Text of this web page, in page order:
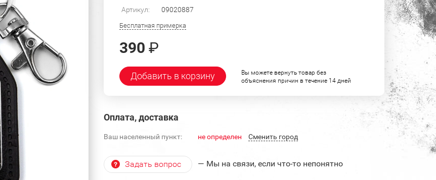
Артикул: 09020887
Бесплатная примерка
390 ₽
Добавить в корзину
Вы можете вернуть товар без
объяснения причин в течение 14 дней
Оплата, доставка
Ваш населенный пункт: не определен Cменить город
Задать вопрос — Мы на связи, если что-то непонятно